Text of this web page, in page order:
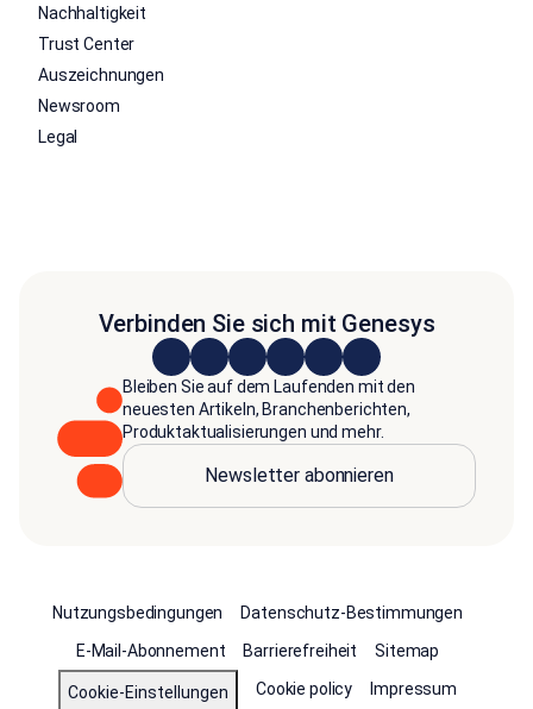
Nachhaltigkeit
Trust Center
Auszeichnungen
Newsroom
Legal
Verbinden Sie sich mit Genesys
Bleiben Sie auf dem Laufenden mit den
neuesten Artikeln, Branchenberichten,
Produktaktualisierungen und mehr.
Newsletter abonnieren
Nutzungsbedingungen
Datenschutz-Bestimmungen
E-Mail-Abonnement
Barrierefreiheit Sitemap
Cookie-Einstellungen Cookie policy Impressum